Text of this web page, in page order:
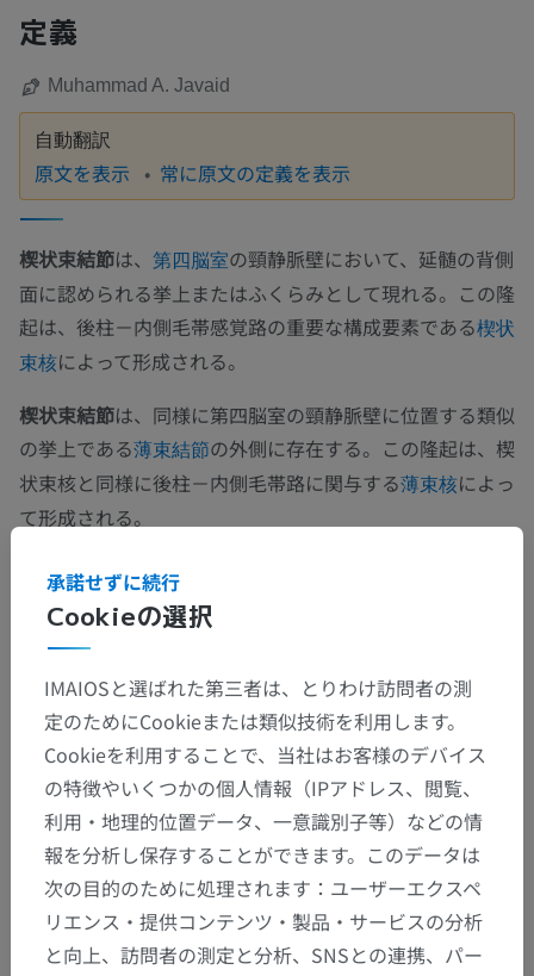
定義
Muhammad A. Javaid
自動翻訳
原文を表示 常に原文の定義を表示
楔状束結節は、 第四脳室の頸静脈壁において、延髄の背側
面に認められる挙上またはふくらみとして現れる。この隆
起は、後柱－内側毛帯感覚路の重要な構成要素である楔状
束核によって形成される。
楔状束結節は、同様に第四脳室の頸静脈壁に位置する類似
の挙上である薄束結節の外側に存在する。この隆起は、楔
状束核と同様に後柱－内側毛帯路に関与する薄束核によっ
て形成される。
薄束核および楔状束核はいずれも、振動覚・意識的固有感
覚・二点識別覚などの感覚情報を中継する。これらの核は
本経路内において機能的役割を共有するが、入力源におい
するのに対し、楔状束核は頭部を除く上肢からの入力を処
理する。
この翻訳に問題がありますか？
参考文献
Descending Tracts, in Clinical Neuroanatomy. (7th ed.) Philadelphia:
Cookieの選択
承諾せずに続行
IMAIOSと選ばれた第三者は、とりわけ訪問者の測
定のためにCookieまたは類似技術を利用します。
Cookieを利用することで、当社はお客様のデバイス
の特徴やいくつかの個人情報（IPアドレス、閲覧、
利用・地理的位置データ、一意識別子等）などの情
報を分析し保存することができます。このデータは
次の目的のために処理されます：ユーザーエクスペ
リエンス・提供コンテンツ・製品・サービスの分析
と向上、訪問者の測定と分析、SNSとの連携、パー